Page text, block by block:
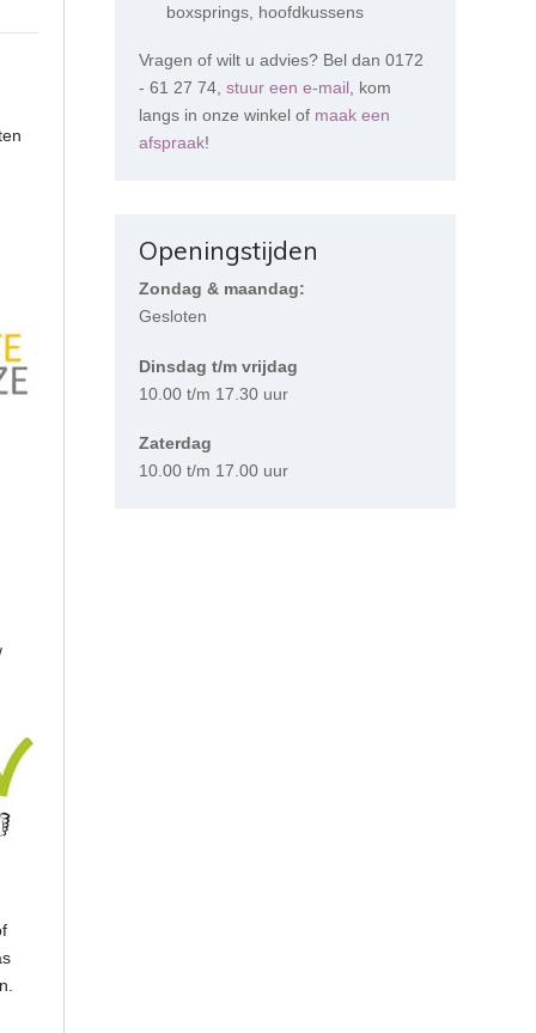
boxsprings, hoofdkussens
Vragen of wilt u advies? Bel dan 0172
- 61 27 74,stuur een e-mail , kom
langs in onze winkel of maak een
afspraak!
Openingstijden
Zondag & maandag:
Gesloten
Dinsdag t/m vrijdag
10.00 t/m 17.30 uur
Zaterdag
10.00 t/m 17.00 uur